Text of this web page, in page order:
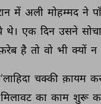
में अली मोहम्मद ने
थे। एक दिन उसने
है तो वो भी क्यों न
चक्की क़ायम
मिलावट का काम शुरू